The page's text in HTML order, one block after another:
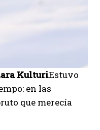
KulturiEstuvo
en las
que merecía